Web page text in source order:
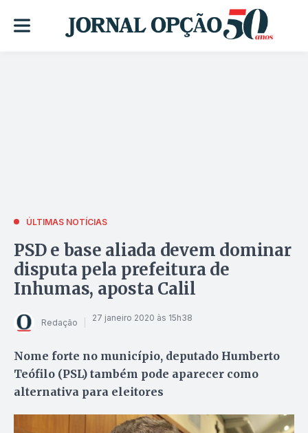
ÚLTIMAS NOTÍCIAS
PSD e base aliada devem dominar
disputa pela prefeitura de
Inhumas, aposta Calil
Redação 27 janeiro 2020 às 15h38
Nome forte no município, deputado Humberto
Teófilo (PSL) também pode aparecer como
alternativa para eleitores